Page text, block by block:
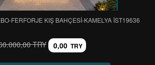
FERFORJE KIŞ BAHÇESİ-KAMELYA IST19636
TRY 0,00 TRY